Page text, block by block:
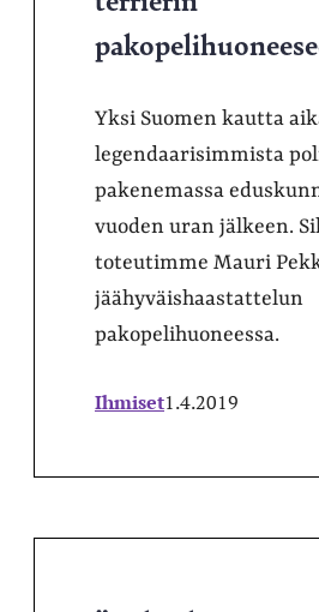
Yksi Suomen kautta
legendaarisimmista
pakenemassa
vuoden uran jälkeen.
toteutimme Mauri
jäähyväishaastattelun
pakopelihuoneessa.
Ihmiset1.4.2019